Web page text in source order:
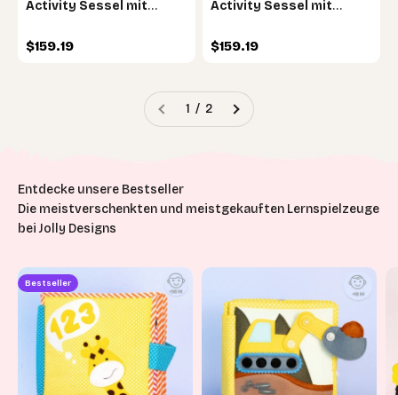
Activity Sessel mit
Angebot
$159.19
Activity Sessel mit
Angebot
$159.19
1 / 2
Die meistverschenkten und meistgekauften Lernspielzeuge
bei Jolly Designs
Bestseller